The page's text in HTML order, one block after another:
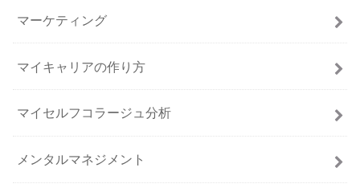
マーケティング
マイキャリアの作り方
マイセルフコラージュ分析
メンタルマネジメント